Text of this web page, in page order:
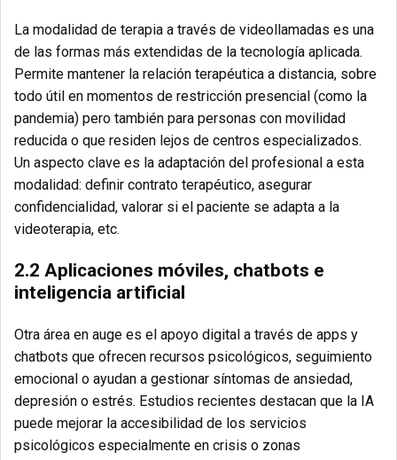
La modalidad de terapia a través de videollamadas es una
de las formas más extendidas de la tecnología aplicada.
Permite mantener la relación terapéutica a distancia, sobre
todo útil en momentos de restricción presencial (como la
pandemia) pero también para personas con movilidad
reducida o que residen lejos de centros especializados.
Un aspecto clave es la adaptación del profesional a esta
modalidad: definir contrato terapéutico, asegurar
confidencialidad, valorar si el paciente se adapta a la
videoterapia, etc.
2.2 Aplicaciones móviles, chatbots e
inteligencia artificial
Otra área en auge es el apoyo digital a través de apps y
chatbots que ofrecen recursos psicológicos, seguimiento
emocional o ayudan a gestionar síntomas de ansiedad,
depresión o estrés. Estudios recientes destacan que la IA
puede mejorar la accesibilidad de los servicios
psicológicos especialmente en crisis o zonas